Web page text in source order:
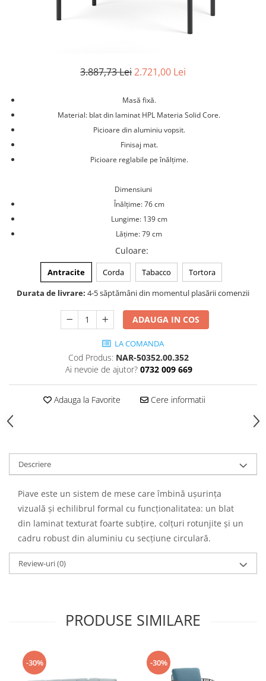
Ghivece Polipropilena
3.887,73 Lei2.721,00 Lei
Masă fixă.
Material: blat din laminat HPL Materia Solid Core.
Picioare din aluminiu vopsit.
Finisaj mat.
Picioare reglabile pe înălțime.
Dimensiuni
Înălțime: 76 cm
Lungime: 139 cm
Lățime: 79 cm
Culoare:
Antracite Corda Tabacco
Tortora
Durata de livrare: 4-5 săptămâni din momentul plasării comenzii
ADAUGA IN COS
LA COMANDA
Cod Produs: NAR-50352.00.352
Ai nevoie de ajutor? 0732 009 669
Adauga la Favorite Cere informatii
Descriere
Piave este un sistem de mese care îmbină ușurința
vizuală și echilibrul formal cu funcționalitatea: un blat
din laminat texturat foarte subțire, colțuri rotunjite și un
cadru robust din aluminiu cu secțiune circulară.
Review-uri(0)
PRODUSE SIMILARE
-30% -30%